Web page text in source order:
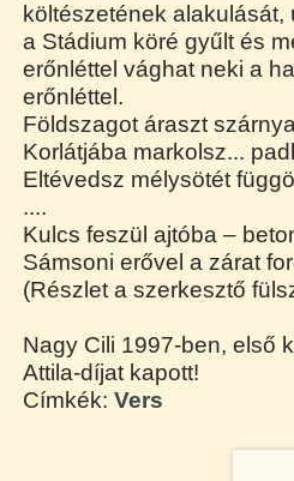
költészetének
a Stádium köré gyűlt és
erőnléttel vághat neki a
erőnléttel.
Földszagot áraszt
Korlátjába markolsz...
Eltévedsz mélysötét
....
Kulcs feszül ajtóba –
Sámsoni erővel a zárat
(Részlet a szerkesztő
Nagy Cili 1997-ben, első
Attila-díjat kapott!
Címkék: Vers